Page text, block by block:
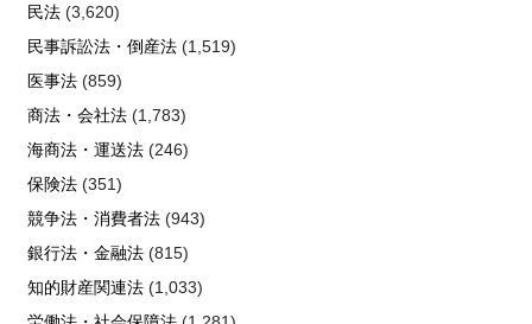
民法(3,620)
民事訴訟法・倒産法(1,519)
医事法(859)
商法・会社法(1,783)
海商法・運送法(246)
保険法(351)
競争法・消費者法(943)
銀行法・金融法(815)
知的財産関連法(1,033)